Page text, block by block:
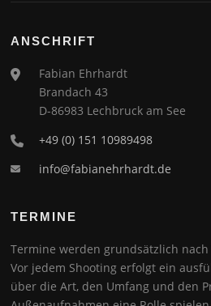
ANSCHRIFT
Fabian Ehrhardt
Brandach 43
D-86983 Lechbruck am See
+49 (0) 151 10989498
info@fabianehrhardt.de
TERMINE
Termine werden grundsätzlich
Vor jedem Shooting erfolgt ein
über die Art, den Umfang und den